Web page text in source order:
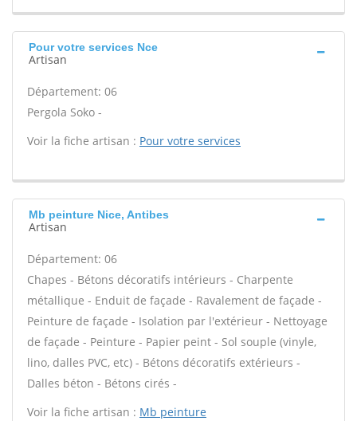
Pour votre services Nce
Artisan
Département: 06
Pergola Soko -
Voir la fiche artisan : Pour votre services
Mb peinture Nice, Antibes
Artisan
Département: 06
Chapes - Bétons décoratifs intérieurs - Charpente
métallique - Enduit de façade - Ravalement de façade -
Peinture de façade - Isolation par l'extérieur - Nettoyage
de façade - Peinture - Papier peint - Sol souple (vinyle,
lino, dalles PVC, etc) - Bétons décoratifs extérieurs -
Dalles béton - Bétons cirés -
Voir la fiche artisan : Mb peinture